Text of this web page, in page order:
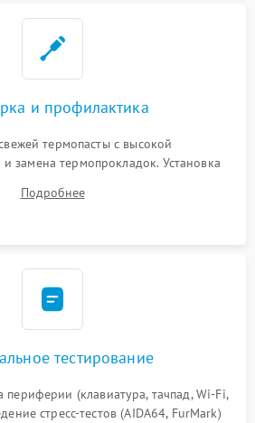
и профилактика
термопасты с высокой
замена термопрокладок. Установка
и накопителей. Предварительная
Подробнее
тестирование
(клавиатура, тачпад, Wi-Fi,
стресс-тестов (AIDA64, FurMark)